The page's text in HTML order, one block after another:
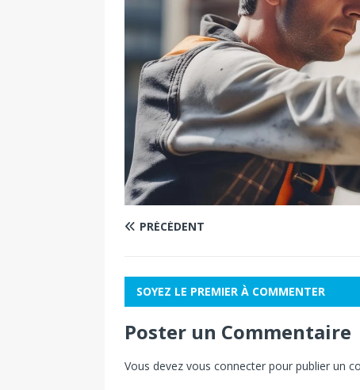
PRÉCÉDENT
SOYEZ LE PREMIER À COMMENTER
Poster un Commentaire
Vous devez vous connecter pour publier un